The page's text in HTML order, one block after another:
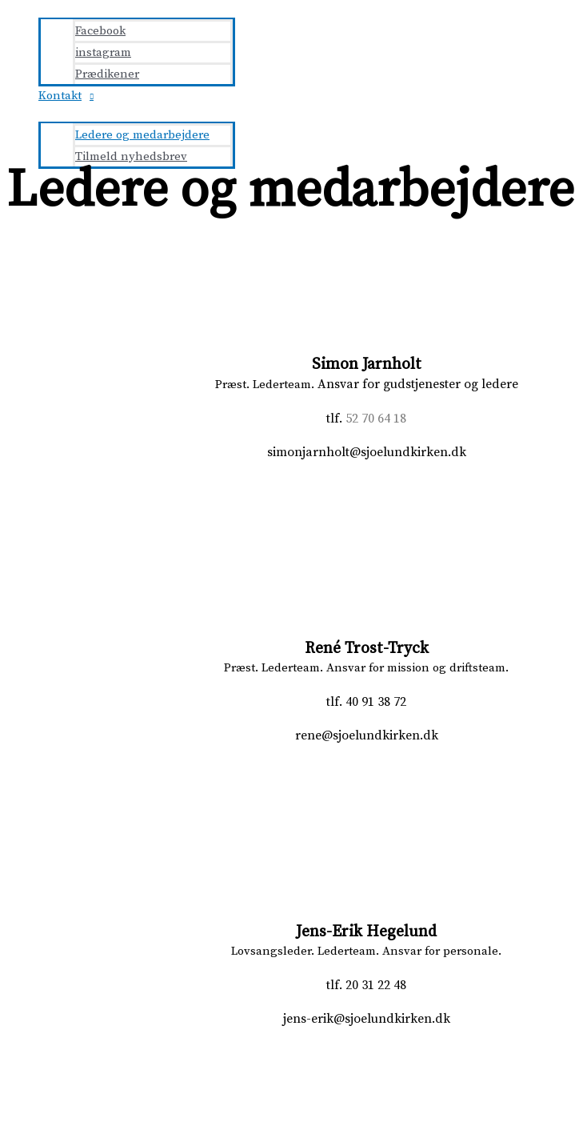
Facebook
instagram
Prædikener
Kontakt
Ledere og medarbejdere
Tilmeld nyhedsbrev
Ledere og medarbejdere
Simon Jarnholt
Præst. Lederteam. Ansvar for gudstjenester og ledere
tlf. 52 70 64 18
simonjarnholt@sjoelundkirken.dk
René Trost-Tryck
Præst. Lederteam. Ansvar for mission og driftsteam.
tlf. 40 91 38 72
rene@sjoelundkirken.dk
Jens-Erik Hegelund
Lovsangsleder. Lederteam. Ansvar for personale.
tlf. 20 31 22 48
jens-erik@sjoelundkirken.dk